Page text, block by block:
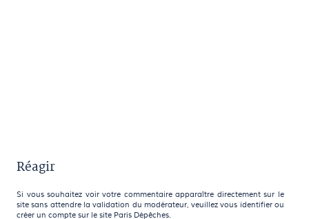
Réagir
Si vous souhaitez voir votre commentaire apparaître directement sur le
site sans attendre la validation du modérateur, veuillez vous identifier ou
créer un compte sur le site Paris Dépêches.